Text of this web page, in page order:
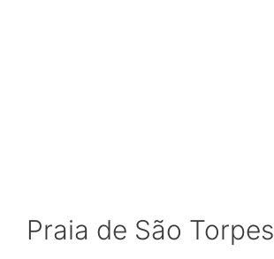
Praia de São Torpes